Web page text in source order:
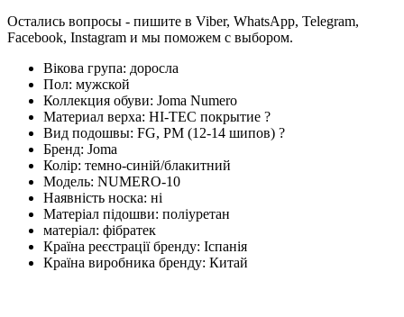
Остались вопросы - пишите в Viber, WhatsApp, Telegram,
Facebook, Instagram и мы поможем с выбором.
Вікова група: доросла
Пол: мужской
Коллекция обуви: Joma Numero
Материал верха: HI-TEC покрытие ?
Вид подошвы: FG, PM (12-14 шипов) ?
Бренд: Joma
Колір: темно-синій/блакитний
Модель: NUMERO-10
Наявність носка: ні
Матеріал підошви: поліуретан
матеріал: фібратек
Країна реєстрації бренду: Іспанія
Країна виробника бренду: Китай